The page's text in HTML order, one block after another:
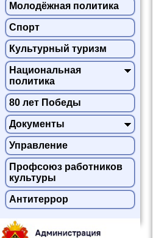
Молодёжная политика
Спорт
Культурный туризм
Национальная
политика
80 лет Победы
Документы
Управление
Профсоюз работников
культуры
Антитеррор